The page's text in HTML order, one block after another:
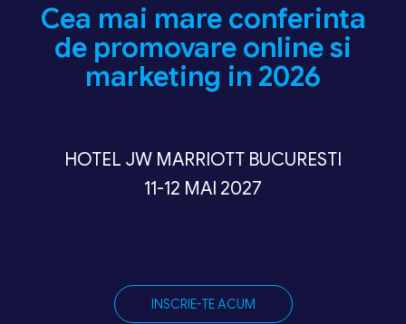
Cea mai mare conferinta
de promovare online si
marketing in 2026
HOTEL JW MARRIOTT BUCURESTI
11-12 MAI 2027
INSCRIE-TE ACUM